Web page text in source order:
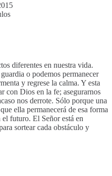
diferentes en nuestra vida.
o podemos permanecer
y regrese la calma. Y esta
con Dios en la fe; asegurarnos
nos derrote. Sólo porque una
ella permanecerá de esa forma
futuro. El Señor está en
sortear cada obstáculo y